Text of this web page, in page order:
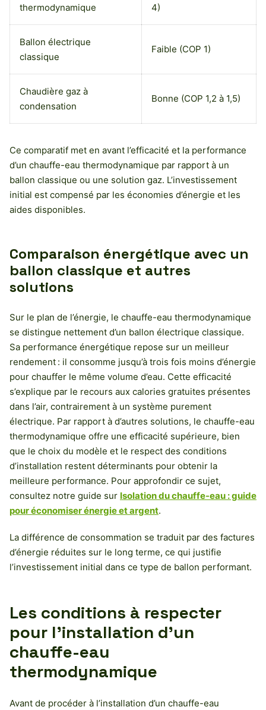
thermodynamique
4)
Ballon électrique
classique
Faible (COP 1)
Chaudière gaz à
condensation
Bonne (COP 1,2 à 1,5)
Ce comparatif met en avant l’efficacité et la performance
d’un chauffe-eau thermodynamique par rapport à un
ballon classique ou une solution gaz. L’investissement
initial est compensé par les économies d’énergie et les
aides disponibles.
Comparaison énergétique avec un
ballon classique et autres
solutions
Sur le plan de l’énergie, le chauffe-eau thermodynamique
se distingue nettement d’un ballon électrique classique.
Sa performance énergétique repose sur un meilleur
rendement : il consomme jusqu’à trois fois moins d’énergie
pour chauffer le même volume d’eau. Cette efficacité
s’explique par le recours aux calories gratuites présentes
dans l’air, contrairement à un système purement
électrique. Par rapport à d’autres solutions, le chauffe-eau
thermodynamique offre une efficacité supérieure, bien
que le choix du modèle et le respect des conditions
d’installation restent déterminants pour obtenir la
meilleure performance. Pour approfondir ce sujet,
consultez notre guide sur Isolation du chauffe-eau : guide
pour économiser énergie et argent.
La différence de consommation se traduit par des factures
d’énergie réduites sur le long terme, ce qui justifie
l’investissement initial dans ce type de ballon performant.
Les conditions à respecter
pour l’installation d’un
chauffe-eau
thermodynamique
Avant de procéder à l’installation d’un chauffe-eau